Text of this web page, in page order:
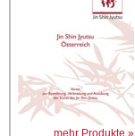
mehr Produkte »